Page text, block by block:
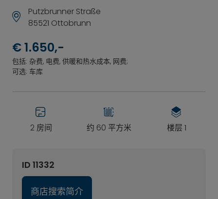
Putzbrunner Straße
85521 Ottobrunn
€ 1.650,-
包括: 杂费, 电费, 供暖和热水成本, 网费;
可选: 车库
2 房间 约 60 平方米 楼层 1
ID 11332
商店搜索简介